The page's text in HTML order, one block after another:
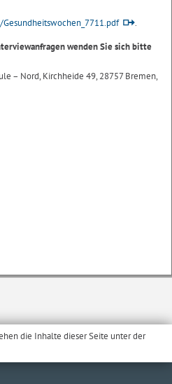
.
wenden Sie sich bitte
– Nord, Kirchheide 49, 28757 Bremen,
die Inhalte dieser Seite unter der